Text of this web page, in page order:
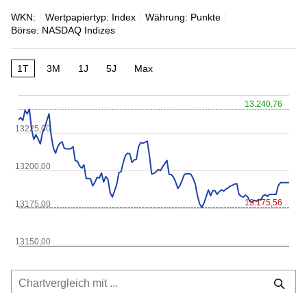
WKN: Wertpapiertyp: Index
Währung: Punkte
Börse: NASDAQ Indizes
1T 3M 1J 5J Max
13.240,76
13.175,56
13150,00
13175,00
13200,00
13225,00